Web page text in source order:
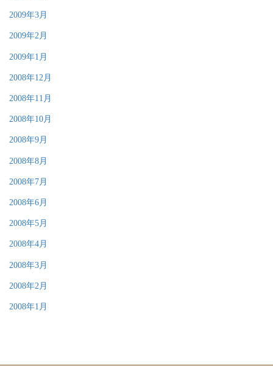
2009年3月
2009年2月
2009年1月
2008年12月
2008年11月
2008年10月
2008年9月
2008年8月
2008年7月
2008年6月
2008年5月
2008年4月
2008年3月
2008年2月
2008年1月